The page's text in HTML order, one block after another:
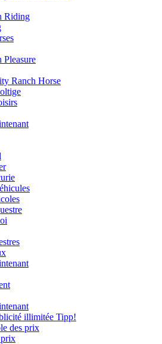
Riding
Pleasure
Ranch Horse
illimitée Tipp!
des prix
prix